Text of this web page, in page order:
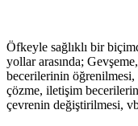
Öfkeyle sağlıklı bir
yollar arasında;
becerilerinin
çözme, iletişim
çevrenin değiştirilmesi,